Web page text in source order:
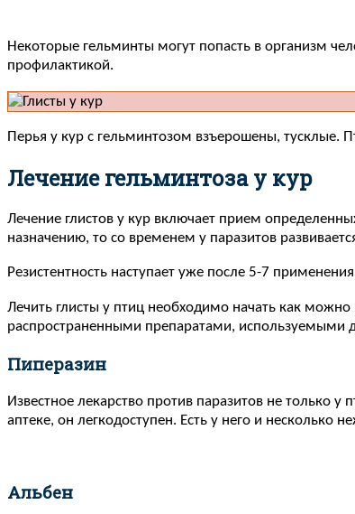
Некоторые гельминты могут попасть в организм
профилактикой.
Перья у кур с гельминтозом взъерошены, тусклые.
Лечение гельминтоза у кур
Лечение глистов у кур включает прием
назначению, то со временем у паразитов
Резистентность наступает уже после 5-7
Лечить глисты у птиц необходимо начать как
распространенными препаратами, используемыми
Пиперазин
Известное лекарство против паразитов не только
аптеке, он легкодоступен. Есть у него и несколько
Альбен